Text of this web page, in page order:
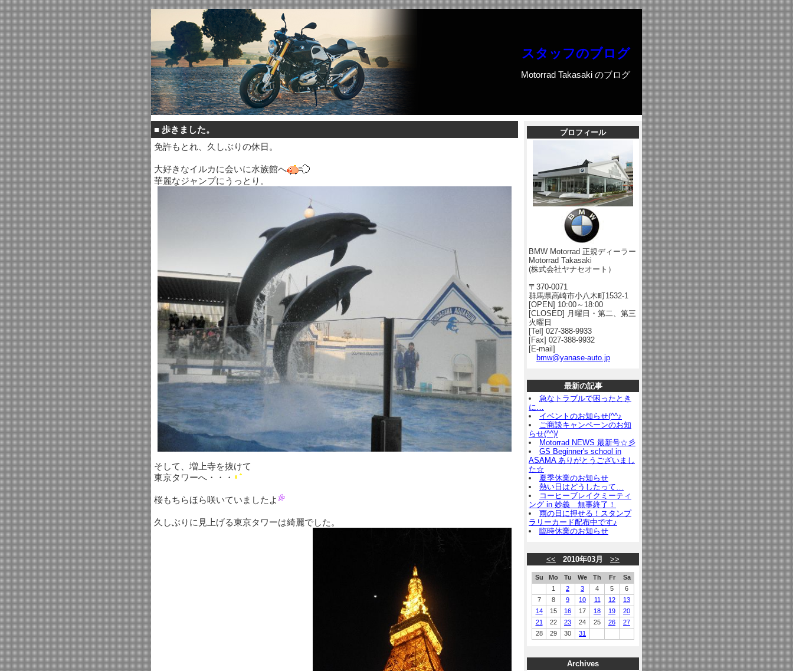
スタッフのブログ
Motorrad Takasaki のブログ
■ 歩きました。
免許もとれ、久しぶりの休日。
大好きなイルカに会いに水族館へ
華麗なジャンプにうっとり。
そして、増上寺を抜けて
東京タワーへ・・・
桜もちらほら咲いていましたよ
久しぶりに見上げる東京タワーは綺麗でした。
プロフィール
BMW Motorrad 正規ディーラー
Motorrad Takasaki
(株式会社ヤナセオート）
〒370-0071
群馬県高崎市小八木町1532-1
[OPEN] 10:00～18:00
[CLOSED] 月曜日・第二、第三
火曜日
[Tel] 027-388-9933
[Fax] 027-388-9932
[E-mail]
bmw@yanase-auto.jp
最新の記事
急なトラブルで困ったとき
に…
イベントのお知らせ(^^♪
ご商談キャンペーンのお知
らせ(^^)/
Motorrad NEWS 最新号☆彡
GS Beginner's school in
ASAMA ありがとうございまし
た☆
夏季休業のお知らせ
熱い日はどうしたって…
コーヒーブレイクミーティ
ング in 妙義 無事終了！
雨の日に押せる！スタンプ
ラリーカード配布中です♪
臨時休業のお知らせ
<< 2010年03月 >>
Su Mo Tu We Th Fr
Sa
1
2 3 4 5
6
7
8 9 10 11 12
13
14
15 16 17 18 19
20
21
22 23 24 25 26
27
28
29 30 31
Archives